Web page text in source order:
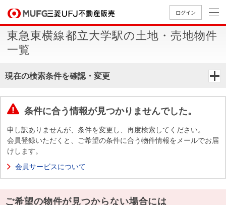
ログイン
買いたいTOP
中古
マン
築・
売りたいTOP
無
料
却
店舗案内TOP
店舗のご
案内（首
案内（名
案内（関
会社情報TOP
ごあいさ
つ
要
Way
経営ビジ
役員一
採用情報TOP
新卒採用
情報
採用情報
買いたい
売りたい
店舗案内
会社情報
採用情報
東急東横線都立大学駅の土地・売地物件
一覧
現在の検索条件を確認・変更
条件に合う情報が見つかりませんでした。
申し訳ありませんが、条件を変更し、再度検索してください。
会員登録いただくと、ご希望の条件に合う物件情報をメールでお届
けします。
会員サービスについて
ご希望の物件が見つからない場合には